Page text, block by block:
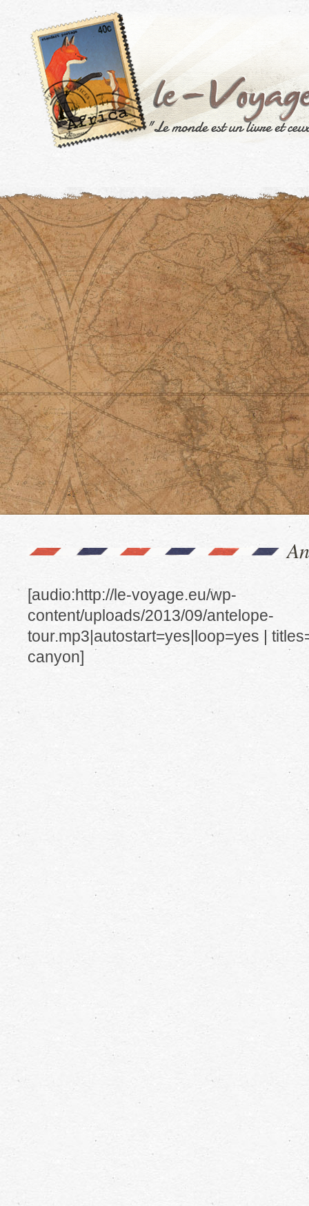
[audio:http://le-voyage.eu/wp-
content/uploads/2013/09/antelope-
tour.mp3|autostart=yes|loop=yes |
canyon]